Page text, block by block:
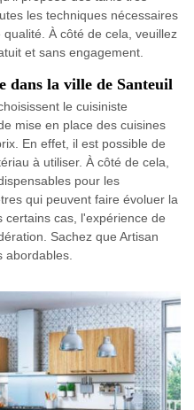
les techniques nécessaires
À côté de cela, veuillez
et sans engagement.
dans la ville de Santeuil
le cuisiniste
mise en place des cuisines
En effet, il est possible de
à utiliser. À côté de cela,
pour les
qui peuvent faire évoluer la
cas, l'expérience de
Sachez que Artisan
abordables.